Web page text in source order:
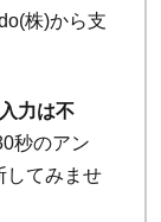
株)から支
力は不
秒のアン
してみませ